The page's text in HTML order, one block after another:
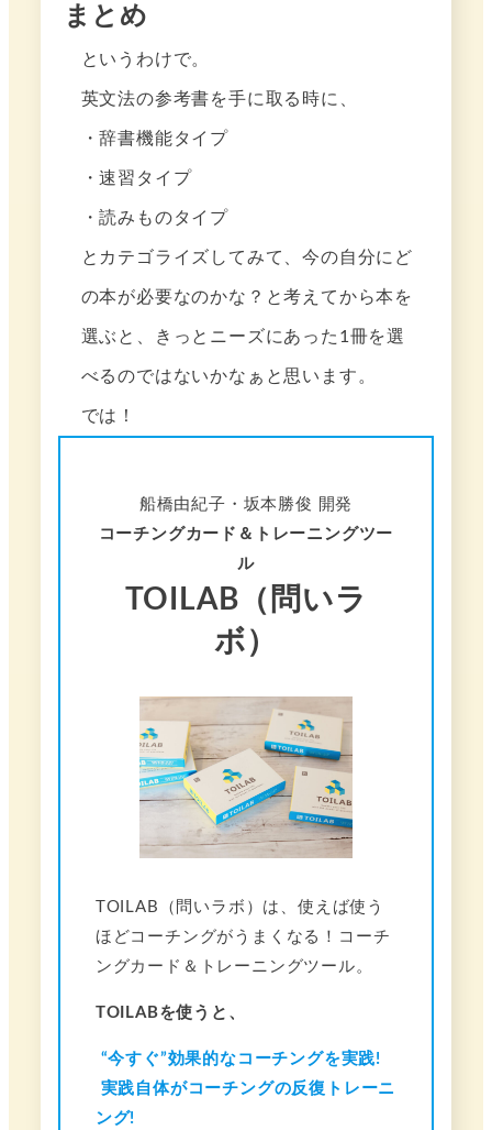
まとめ
というわけで。
英文法の参考書を手に取る時に、
・辞書機能タイプ
・速習タイプ
・読みものタイプ
とカテゴライズしてみて、今の自分にど
の本が必要なのかな？と考えてから本を
選ぶと、きっとニーズにあった1冊を選
べるのではないかなぁと思います。
では！
船橋由紀子・坂本勝俊 開発
コーチングカード＆トレーニングツー
ル
TOILAB（問いラ
ボ）
TOILAB（問いラボ）は、使えば使う
ほどコーチングがうまくなる！コーチ
ングカード＆トレーニングツール。
TOILABを使うと、
“今すぐ”効果的なコーチングを実践!
実践自体がコーチングの反復トレーニ
ング!